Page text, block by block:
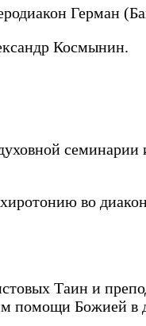
Герман
Космынин.
во
Таин и
помощи Божией